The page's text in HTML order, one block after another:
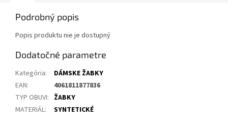
Podrobný popis
Popis produktu nie je dostupný
Dodatočné parametre
Kategória:
DÁMSKE ŽABKY
EAN:
4061811877836
TYP OBUVI: ŽABKY
MATERIÁL: SYNTETICKÉ